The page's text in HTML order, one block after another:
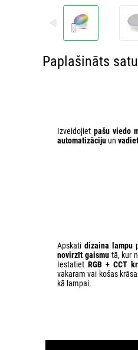
Paplašināts
Izveidojietpašu viedo
automatizācijuun
Apskatidizaina lampu
novirzīt gaismu tā, kur
IestatietRGB + CCT
vakaram vai košas
kā lampai.